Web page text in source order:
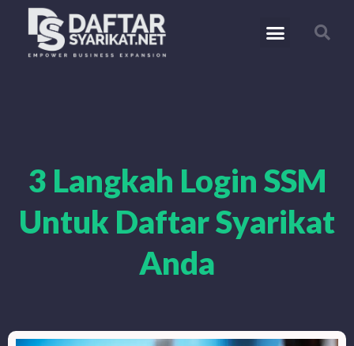
3 Langkah Login SSM
Untuk Daftar Syarikat
Anda